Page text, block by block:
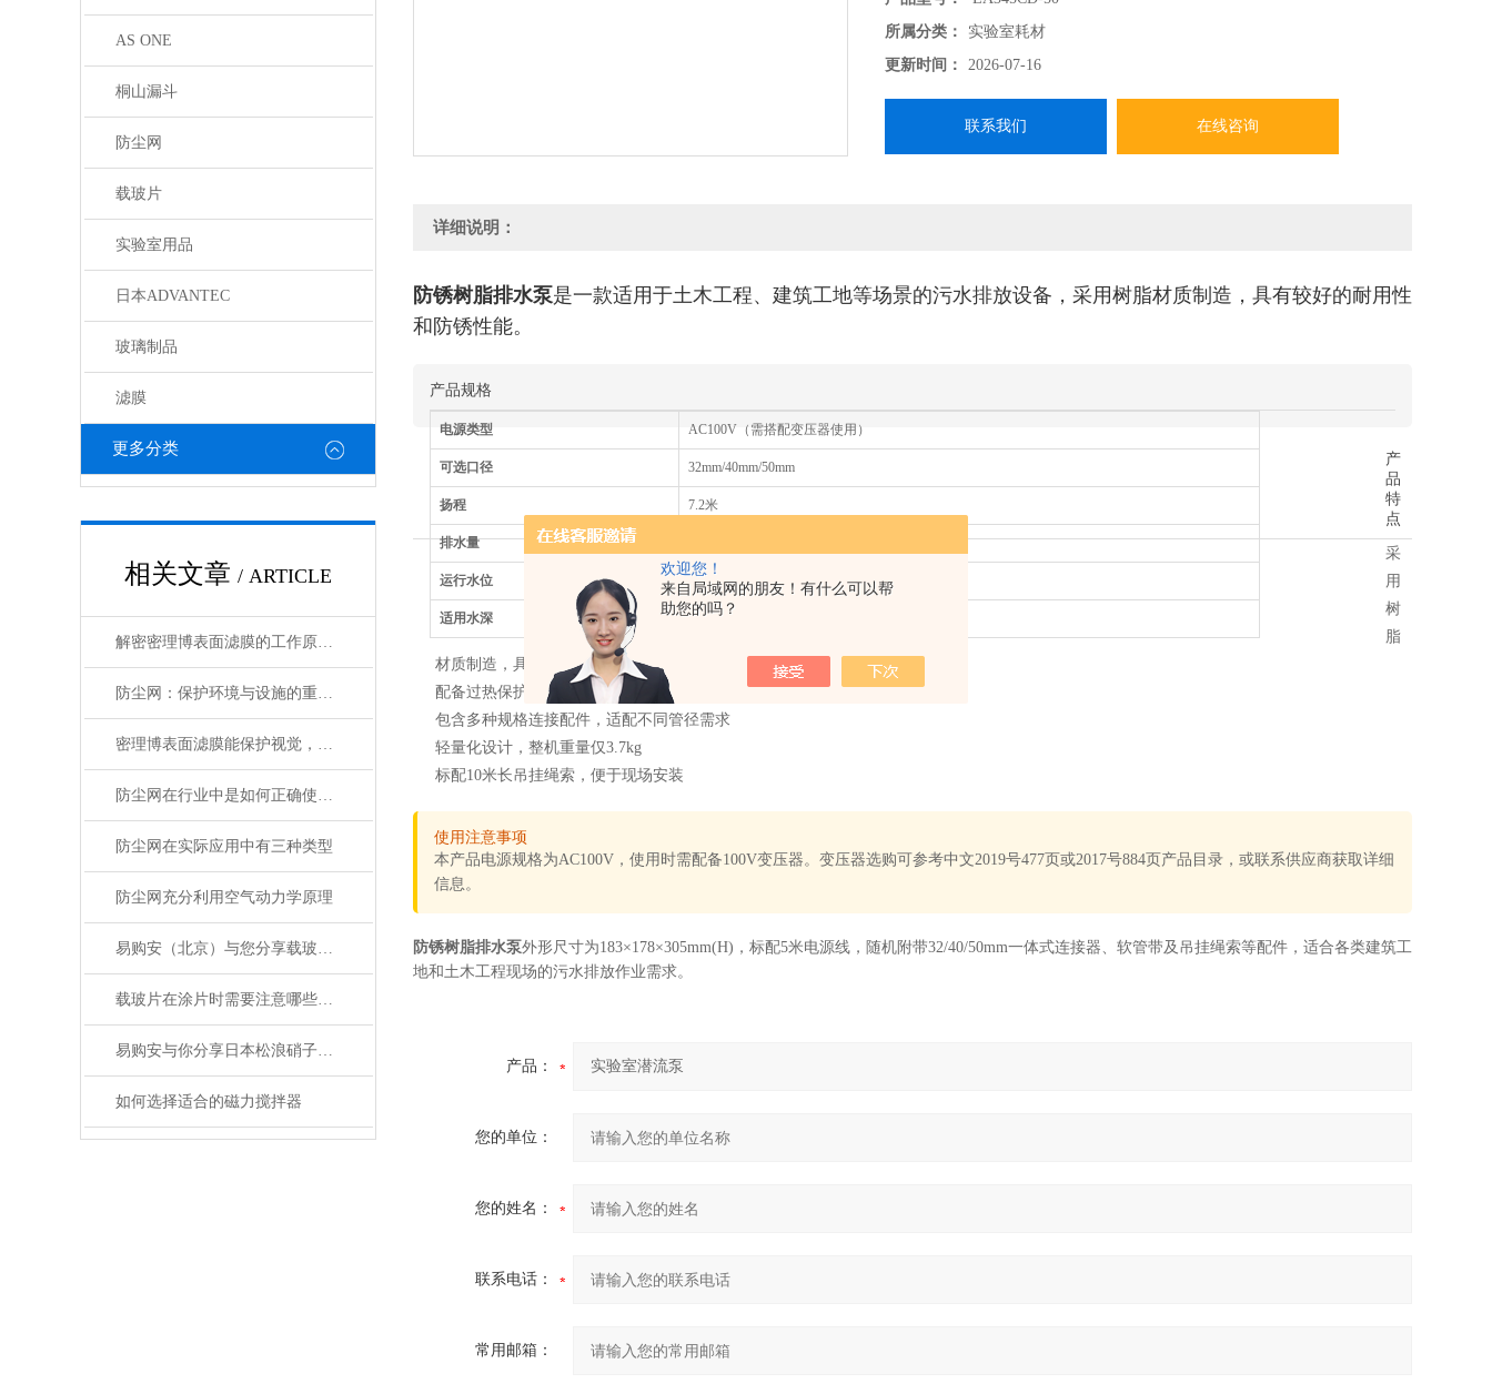
欢迎您！
来自局域网的朋友！有什么可以帮
助您的吗？
AS ONE
桐山漏斗
防尘网
载玻片
实验室用品
日本ADVANTEC
玻璃制品
滤膜
更多分类
相关文章 / ARTICLE
解密密理博表面滤膜的工作原理与性能优势
防尘网：保护环境与设施的重要工具
密理博表面滤膜能保护视觉，提高性能
防尘网在行业中是如何正确使用的？
防尘网在实际应用中有三种类型
防尘网充分利用空气动力学原理
易购安（北京）与您分享载玻片的使用方法
载玻片在涂片时需要注意哪些问题？
易购安与你分享日本松浪硝子和玉之间的区别
如何选择适合的磁力搅拌器
作。
所属分类：
实验室耗材
更新时间：
2026-07-16
联系我们 在线咨询
详细说明：
防锈树脂排水泵是一款适用于土木工程、建筑工地等场景的污水排放设备，采用树脂材质制造，具有较好的耐用性
和防锈性能。
产品规格
电源类型 AC100V（需搭配变压器使用）
可选口径 32mm/40mm/50mm
扬程 7.2米
排水量
运行水位 启动水位120mm，工作水位20mm
适用水深 5米
产
品
特
点
采
用
树
脂
材质制造，具有良好的防锈性能
配备过热保护装置，可延长连续工作时间
包含多种规格连接配件，适配不同管径需求
轻量化设计，整机重量仅3.7kg
标配10米长吊挂绳索，便于现场安装
使用注意事项
本产品电源规格为AC100V，使用时需配备100V变压器。变压器选购可参考中文2019号477页或2017号884页产品目录，或联系供应商获取详细
信息。
防锈树脂排水泵外形尺寸为183×178×305mm(H)，标配5米电源线，随机附带32/40/50mm一体式连接器、软管带及吊挂绳索等配件，适合各类建筑工
地和土木工程现场的污水排放作业需求。
产品：
您的单位：
您的姓名：
联系电话：
常用邮箱：